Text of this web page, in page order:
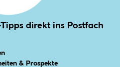
direkt ins Postfach
& Prospekte